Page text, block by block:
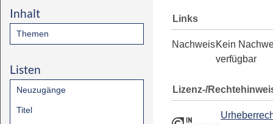
Inhalt
Themen
Listen
Neuzugänge
Titel
Links
NachweisKein
verfügbar
Lizenz-/